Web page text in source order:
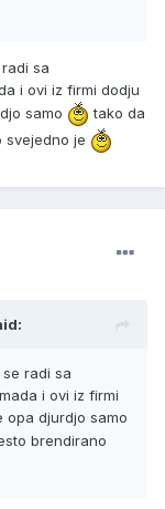
sa
i ovi iz firmi dodju
samo
tako da
svejedno je
radi sa
i ovi iz firmi
opa djurdjo samo
brendirano